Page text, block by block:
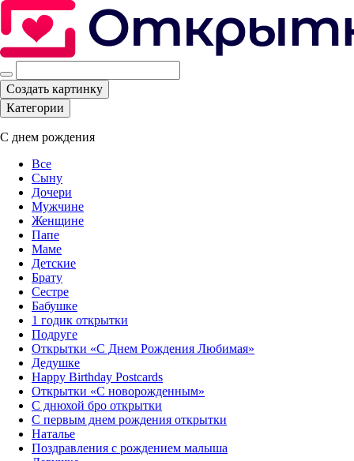
Создать картинку
Категории
С днем рождения
Все
Сыну
Дочери
Мужчине
Женщине
Папе
Маме
Детские
Брату
Сестре
Бабушке
1 годик открытки
Подруге
Открытки «С Днем Рождения Любимая»‎
Дедушке
Happy Birthday Postcards
Открытки «‎С новорожденным»
С днюхой бро открытки
С первым днем рождения открытки
Наталье
Поздравления с рождением малыша